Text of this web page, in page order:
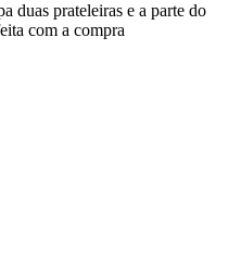
duas prateleiras e a parte do
com a compra